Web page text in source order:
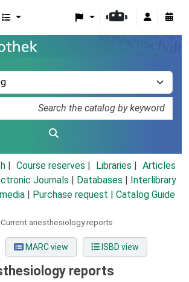
Course reserves Libraries
Articles
Journals Databases
Interlibrary
Purchase request | Catalog Guide
Current anesthesiology reports
MARC view ISBD view
reports